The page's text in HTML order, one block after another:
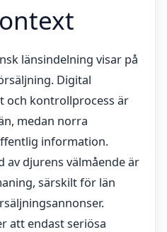
länsindelning visar på
Digital
och kontrollprocess är
medan norra
information.
av djurens välmående är
särskilt för län
att endast seriösa